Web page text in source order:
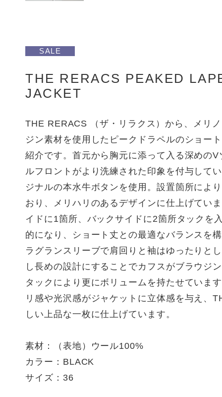
SALE
THE RERACS PEAKED
JACKET
THE RERACS （ザ・リラクス）から、メリ
ジン素材を使用したピークドラペルのショー
紹介です。首元から胸元に添って入る深めの
ルフロントがより洗練された印象を付与して
ジナルの本水牛ボタンを使用。設置箇所によ
おり、メリハリのあるデザインに仕上げてい
イドに1箇所、バックサイドに2箇所タックを
的になり、ショート丈との最適なバランスを
ラグランスリーブで肩回りと袖はゆったりと
し長めの設計にすることでカフスがブラウジ
タックにより更にボリュームを持たせていま
リ感や光沢感がジャケットに立体感を与え、
しい上品な一枚に仕上げています。
素材：（表地）ウール100%
カラー：BLACK
サイズ：36